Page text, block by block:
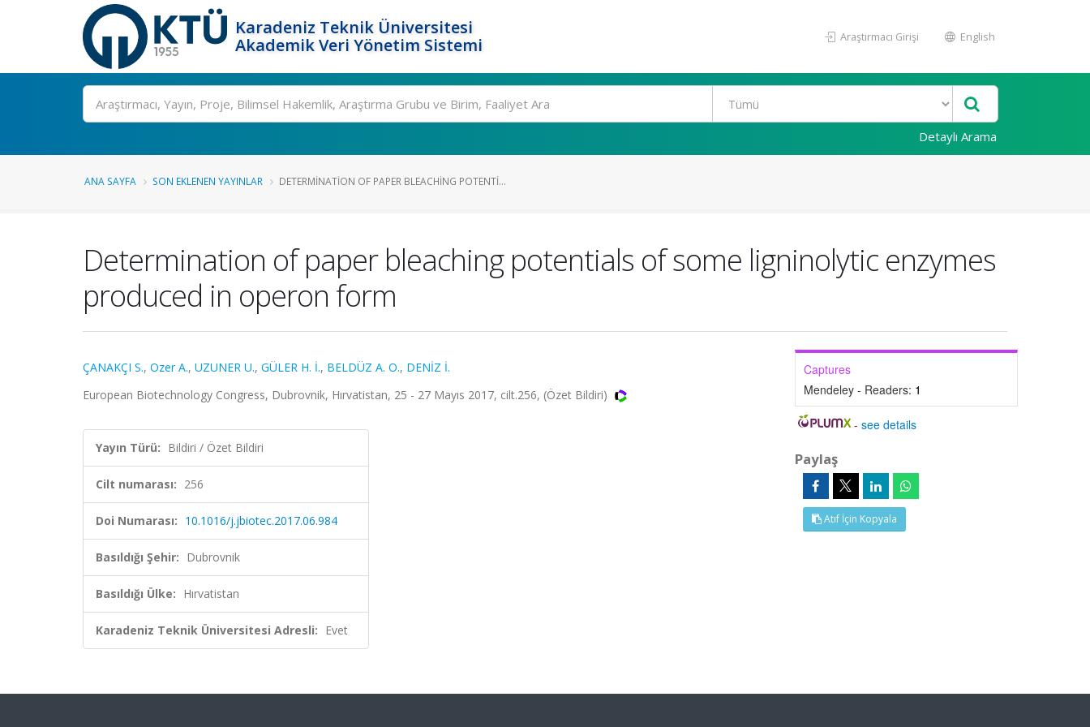
Karadeniz Teknik Üniversitesi
Akademik Veri Yönetim Sistemi
Araştırmacı Girişi English
Ara
Detaylı Arama
ANA SAYFA SON EKLENEN YAYINLAR DETERMINATION OF PAPER BLEACHING POTENTI...
Determination of paper bleaching potentials of some ligninolytic enzymes
produced in operon form
ÇANAKÇI S., Ozer A., UZUNER U., GÜLER H. İ., BELDÜZ A. O., DENİZ İ.
European Biotechnology Congress, Dubrovnik, Hırvatistan, 25 - 27 Mayıs 2017, cilt.256, (Özet Bildiri)
Yayın Türü: Bildiri / Özet Bildiri
Cilt numarası: 256
Doi Numarası: 10.1016/j.jbiotec.2017.06.984
Basıldığı Şehir: Dubrovnik
Basıldığı Ülke: Hırvatistan
Karadeniz Teknik Üniversitesi Adresli: Evet
Captures
Mendeley - Readers: 1
-see details
Paylaş
Atıf İçin Kopyala